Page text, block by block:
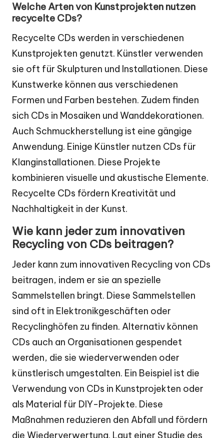
Welche Arten von Kunstprojekten nutzen
recycelte CDs?
Recycelte CDs werden in verschiedenen
Kunstprojekten genutzt. Künstler verwenden
sie oft für Skulpturen und Installationen. Diese
Kunstwerke können aus verschiedenen
Formen und Farben bestehen. Zudem finden
sich CDs in Mosaiken und Wanddekorationen.
Auch Schmuckherstellung ist eine gängige
Anwendung. Einige Künstler nutzen CDs für
Klanginstallationen. Diese Projekte
kombinieren visuelle und akustische Elemente.
Recycelte CDs fördern Kreativität und
Nachhaltigkeit in der Kunst.
Wie kann jeder zum innovativen
Recycling von CDs beitragen?
Jeder kann zum innovativen Recycling von CDs
beitragen, indem er sie an spezielle
Sammelstellen bringt. Diese Sammelstellen
sind oft in Elektronikgeschäften oder
Recyclinghöfen zu finden. Alternativ können
CDs auch an Organisationen gespendet
werden, die sie wiederverwenden oder
künstlerisch umgestalten. Ein Beispiel ist die
Verwendung von CDs in Kunstprojekten oder
als Material für DIY-Projekte. Diese
Maßnahmen reduzieren den Abfall und fördern
die Wiederverwertung. Laut einer Studie des